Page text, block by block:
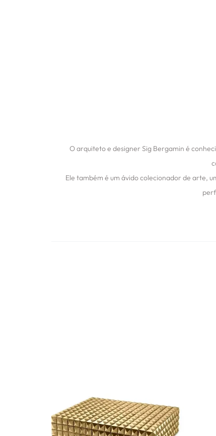
O arquiteto e designer Sig Bergamin é
Ele também é um ávido colecionador de arte,